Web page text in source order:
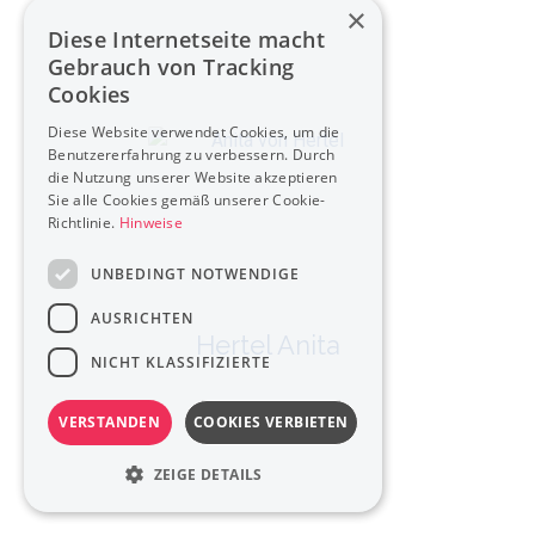
Hertel Anita
×
Diese Internetseite macht
Gebrauch von Tracking
Cookies
Diese Website verwendet Cookies, um die
Benutzererfahrung zu verbessern. Durch
die Nutzung unserer Website akzeptieren
Sie alle Cookies gemäß unserer Cookie-
Richtlinie. Hinweise
UNBEDINGT NOTWENDIGE
AUSRICHTEN
NICHT KLASSIFIZIERTE
VERSTANDEN COOKIES VERBIETEN
ZEIGE DETAILS